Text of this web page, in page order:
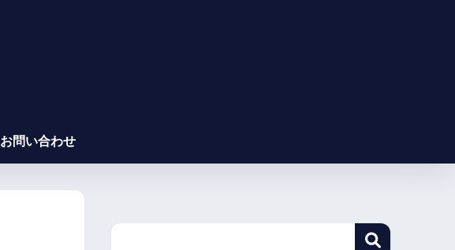
お問い合わせ